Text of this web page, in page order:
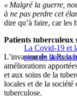
« Malgré la guerre,
à ne pas perdre cet
dire qu’à faire, car les
La Covid-19 et
progrès dans la
Patients tuberculeux
L’invasion de la
améliorations
et aux soins de la
locales et de la
tuberculose.